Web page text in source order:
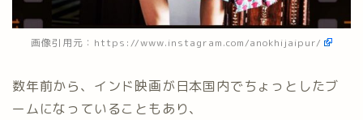
画像引用元： https://www.instagram.com/anokhijaipur/
数年前から、インド映画が日本国内でちょっとしたブ
ームになっていることもあり、